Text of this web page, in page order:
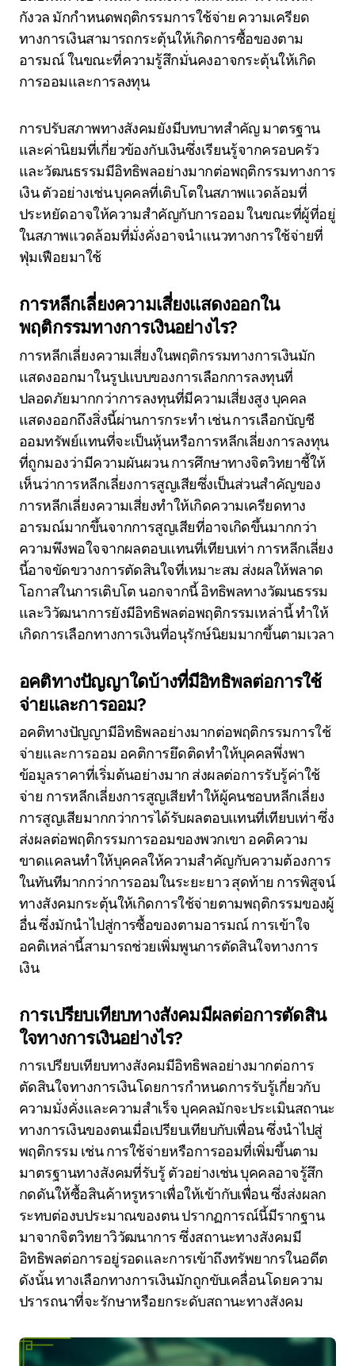
กังวล มักกำหนดพฤติกรรมการใช้จ่าย ความเครียด
ทางการเงินสามารถกระตุ้นให้เกิดการซื้อของตาม
อารมณ์ ในขณะที่ความรู้สึกมั่นคงอาจกระตุ้นให้เกิด
การออมและการลงทุน
การปรับสภาพทางสังคมยังมีบทบาทสำคัญ มาตรฐาน
และค่านิยมที่เกี่ยวข้องกับเงินซึ่งเรียนรู้จากครอบครัว
และวัฒนธรรมมีอิทธิพลอย่างมากต่อพฤติกรรมทางการ
เงิน ตัวอย่างเช่น บุคคลที่เติบโตในสภาพแวดล้อมที่
ประหยัดอาจให้ความสำคัญกับการออม ในขณะที่ผู้ที่อยู่
ในสภาพแวดล้อมที่มั่งคั่งอาจนำแนวทางการใช้จ่ายที่
ฟุ่มเฟือยมาใช้
การหลีกเลี่ยงความเสี่ยงแสดงออกใน
พฤติกรรมทางการเงินอย่างไร?
การหลีกเลี่ยงความเสี่ยงในพฤติกรรมทางการเงินมัก
แสดงออกมาในรูปแบบของการเลือกการลงทุนที่
ปลอดภัยมากกว่าการลงทุนที่มีความเสี่ยงสูง บุคคล
แสดงออกถึงสิ่งนี้ผ่านการกระทำ เช่น การเลือกบัญชี
ออมทรัพย์แทนที่จะเป็นหุ้นหรือการหลีกเลี่ยงการลงทุน
ที่ถูกมองว่ามีความผันผวน การศึกษาทางจิตวิทยาชี้ให้
เห็นว่าการหลีกเลี่ยงการสูญเสียซึ่งเป็นส่วนสำคัญของ
การหลีกเลี่ยงความเสี่ยงทำให้เกิดความเครียดทาง
อารมณ์มากขึ้นจากการสูญเสียที่อาจเกิดขึ้นมากกว่า
ความพึงพอใจจากผลตอบแทนที่เทียบเท่า การหลีกเลี่ยง
นี้อาจขัดขวางการตัดสินใจที่เหมาะสม ส่งผลให้พลาด
โอกาสในการเติบโต นอกจากนี้ อิทธิพลทางวัฒนธรรม
และวิวัฒนาการยังมีอิทธิพลต่อพฤติกรรมเหล่านี้ ทำให้
เกิดการเลือกทางการเงินที่อนุรักษ์นิยมมากขึ้นตามเวลา
อคติทางปัญญาใดบ้างที่มีอิทธิพลต่อการใช้
จ่ายและการออม?
อคติทางปัญญามีอิทธิพลอย่างมากต่อพฤติกรรมการใช้
จ่ายและการออม อคติการยึดติดทำให้บุคคลพึ่งพา
ข้อมูลราคาที่เริ่มต้นอย่างมาก ส่งผลต่อการรับรู้ค่าใช้
จ่าย การหลีกเลี่ยงการสูญเสียทำให้ผู้คนชอบหลีกเลี่ยง
การสูญเสียมากกว่าการได้รับผลตอบแทนที่เทียบเท่า ซึ่ง
ส่งผลต่อพฤติกรรมการออมของพวกเขา อคติความ
ขาดแคลนทำให้บุคคลให้ความสำคัญกับความต้องการ
ในทันทีมากกว่าการออมในระยะยาว สุดท้าย การพิสูจน์
ทางสังคมกระตุ้นให้เกิดการใช้จ่ายตามพฤติกรรมของผู้
อื่น ซึ่งมักนำไปสู่การซื้อของตามอารมณ์ การเข้าใจ
อคติเหล่านี้สามารถช่วยเพิ่มพูนการตัดสินใจทางการ
เงิน
การเปรียบเทียบทางสังคมมีผลต่อการตัดสิน
ใจทางการเงินอย่างไร?
การเปรียบเทียบทางสังคมมีอิทธิพลอย่างมากต่อการ
ตัดสินใจทางการเงินโดยการกำหนดการรับรู้เกี่ยวกับ
ความมั่งคั่งและความสำเร็จ บุคคลมักจะประเมินสถานะ
ทางการเงินของตนเมื่อเปรียบเทียบกับเพื่อน ซึ่งนำไปสู่
พฤติกรรม เช่น การใช้จ่ายหรือการออมที่เพิ่มขึ้นตาม
มาตรฐานทางสังคมที่รับรู้ ตัวอย่างเช่น บุคคลอาจรู้สึก
กดดันให้ซื้อสินค้าหรูหราเพื่อให้เข้ากับเพื่อน ซึ่งส่งผลก
ระทบต่องบประมาณของตน ปรากฏการณ์นี้มีรากฐาน
มาจากจิตวิทยาวิวัฒนาการ ซึ่งสถานะทางสังคมมี
อิทธิพลต่อการอยู่รอดและการเข้าถึงทรัพยากรในอดีต
ดังนั้น ทางเลือกทางการเงินมักถูกขับเคลื่อนโดยความ
ปรารถนาที่จะรักษาหรือยกระดับสถานะทางสังคม